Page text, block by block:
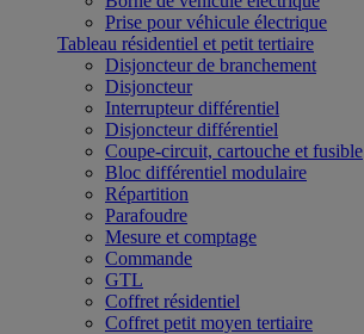
Prise pour véhicule électrique
Tableau résidentiel et petit tertiaire
Disjoncteur de branchement
Disjoncteur
Interrupteur différentiel
Disjoncteur différentiel
Coupe-circuit, cartouche et fusible
Bloc différentiel modulaire
Répartition
Parafoudre
Mesure et comptage
Commande
GTL
Coffret résidentiel
Coffret petit moyen tertiaire